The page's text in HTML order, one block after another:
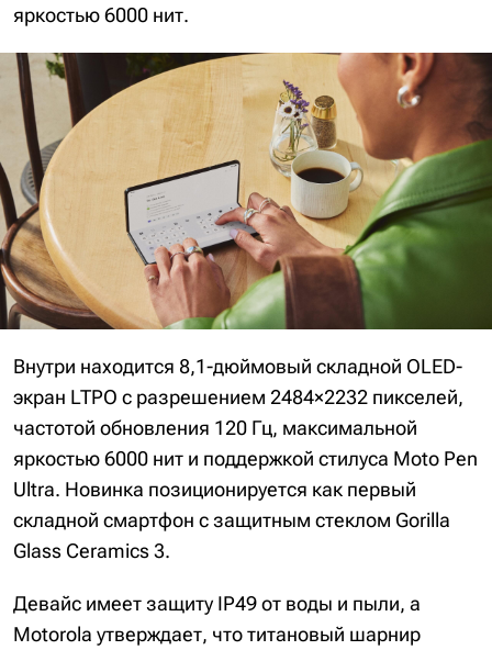
яркостью 6000 нит.
Внутри находится 8,1-дюймовый складной OLED-
экран LTPO с разрешением 2484×2232 пикселей,
частотой обновления 120 Гц, максимальной
яркостью 6000 нит и поддержкой стилуса Moto Pen
Ultra. Новинка позиционируется как первый
складной смартфон с защитным стеклом Gorilla
Glass Ceramics 3.
Девайс имеет защиту IP49 от воды и пыли, а
Motorola утверждает, что титановый шарнир